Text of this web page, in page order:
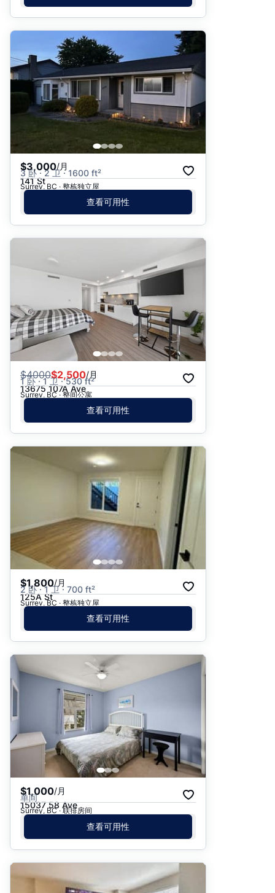
$3,000/月
3 卧 · 2 卫 · 1600 ft²
141 St
Surrey, BC · 整栋独立屋
查看可用性
$4000$2,500/月
1 卧 · 1 卫 · 530 ft²
13675 107A Ave
Surrey, BC · 整间公寓
查看可用性
$1,800/月
2 卧 · 1 卫 · 700 ft²
125A St
Surrey, BC · 整栋独立屋
查看可用性
$1,000/月
单间
15037 58 Ave
Surrey, BC · 联排房间
查看可用性